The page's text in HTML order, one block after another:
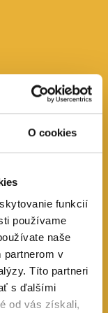
O cookies
funkcií
používame
naše
partnerom v
Títo partneri
s ďalšími
od vás získali,